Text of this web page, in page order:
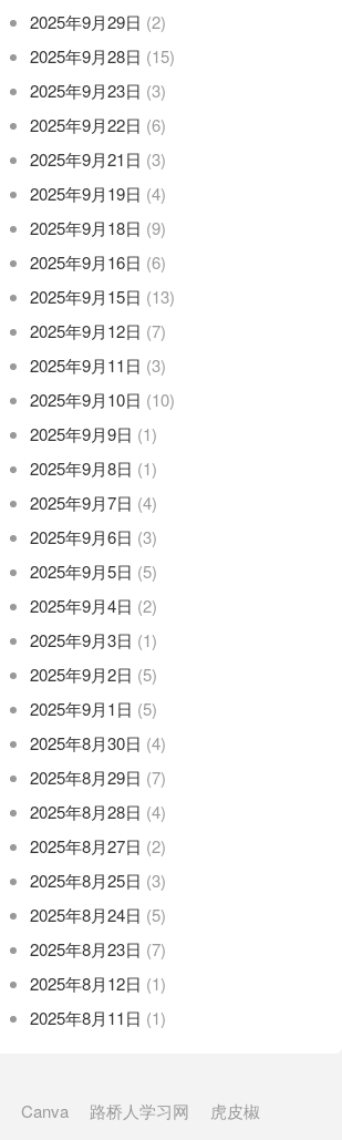
2025年9月29日 (2)
2025年9月28日 (15)
2025年9月23日 (3)
2025年9月22日 (6)
2025年9月21日 (3)
2025年9月19日 (4)
2025年9月18日 (9)
2025年9月16日 (6)
2025年9月15日 (13)
2025年9月12日 (7)
2025年9月11日 (3)
2025年9月10日 (10)
2025年9月9日 (1)
2025年9月8日 (1)
2025年9月7日 (4)
2025年9月6日 (3)
2025年9月5日 (5)
2025年9月4日 (2)
2025年9月3日 (1)
2025年9月2日 (5)
2025年9月1日 (5)
2025年8月30日 (4)
2025年8月29日 (7)
2025年8月28日 (4)
2025年8月27日 (2)
2025年8月25日 (3)
2025年8月24日 (5)
2025年8月23日 (7)
2025年8月12日 (1)
2025年8月11日 (1)
Canva 路桥人学习网 虎皮椒